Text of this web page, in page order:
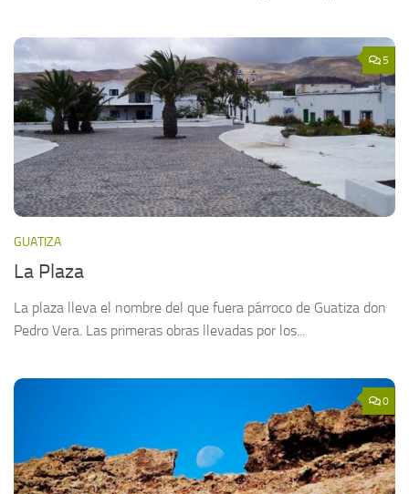
5
GUATIZA
La Plaza
La plaza lleva el nombre del que fuera párroco de Guatiza don
Pedro Vera. Las primeras obras llevadas por los...
0